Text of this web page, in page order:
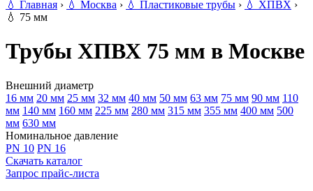
💧 Главная › 💧 Москва › 💧 Пластиковые трубы › 💧 ХПВХ ›
💧 75 мм
Трубы ХПВХ 75 мм в Москве
Внешний диаметр
16 мм 20 мм 25 мм 32 мм 40 мм 50 мм 63 мм 75 мм 90 мм 110
мм 140 мм 160 мм 225 мм 280 мм 315 мм 355 мм 400 мм 500
мм 630 мм
Номинальное давление
PN 10 PN 16
Скачать каталог
Запрос прайс-листа